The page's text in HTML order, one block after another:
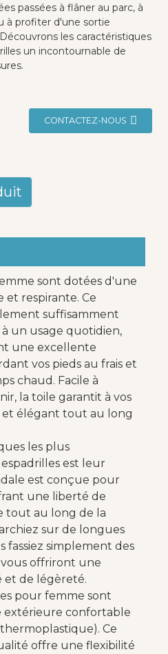
passées à flâner au parc, à
à profiter d'une sortie
les caractéristiques
un incontournable de
CONTACTEZ-NOUS
sont dotées d'une
et respirante. Ce
suffisamment
un usage quotidien,
une excellente
vos pieds au frais et
chaud. Facile à
la toile garantit à vos
et élégant tout au long
les plus
est leur
est conçue pour
une liberté de
tout au long de la
sur de longues
fassiez simplement des
vous offriront une
et de légèreté.
pour femme sont
extérieure confortable
Ce
offre une flexibilité